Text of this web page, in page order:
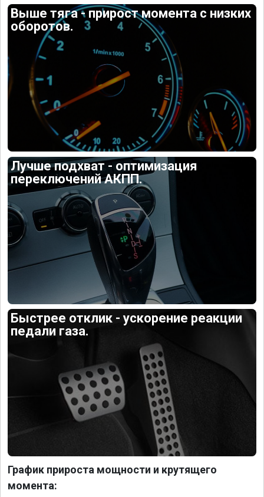
Выше тяга - прирост момента с низких
оборотов.
Лучше подхват - оптимизация
переключений АКПП.
Быстрее отклик - ускорение реакции
педали газа.
График прироста мощности и крутящего
момента: